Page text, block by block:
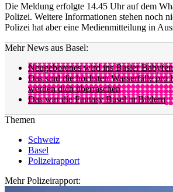
Die Meldung erfolgte 14.45 Uhr auf dem
Polizei. Weitere Informationen stehen noch
Polizei hat aber eine Medienmitteilung in
Mehr News aus Basel:
Neugeborenes wird ins Basler
Das sind die höchsten Wasserfälle
werden dich überraschen
Das war die Fantasy Basel in Bildern
Themen
Schweiz
Basel
Polizeirapport
Mehr Polizeirapport: